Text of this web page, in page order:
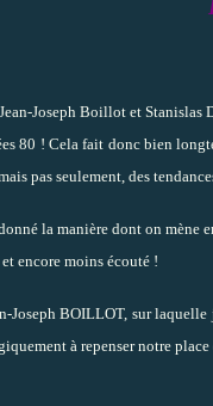
80 ! Cela fait donc bien
pas seulement, des
la manière dont on mène
encore moins écouté !
Joseph BOILLOT, sur
à repenser notre place